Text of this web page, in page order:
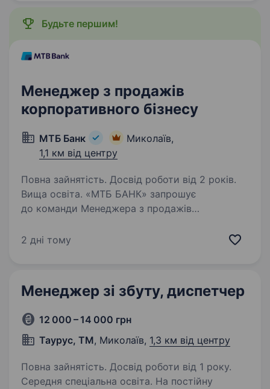
Будьте першим!
Менеджер з продажів
корпоративного бізнесу
МТБ Банк
Миколаїв,
1,1 км від центру
Повна зайнятість. Досвід роботи від 2 років.
Вища освіта. «МТБ БАНК» запрошує
до команди Менеджера з продажів
за розвиток клієнтської бази корпоративного
2 дні тому
Менеджер зі збуту, диспетчер
12 000 – 14 000 грн
Таурус, ТМ, Миколаїв, 1,3 км від центру
Повна зайнятість. Досвід роботи від 1 року.
Середня спеціальна освіта. На постійну